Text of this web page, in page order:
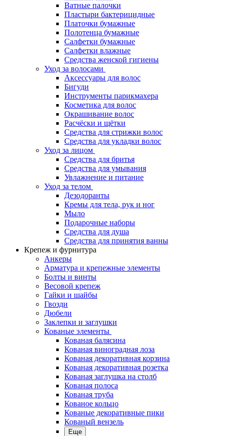
Ватные палочки
Пластыри бактерицидные
Платочки бумажные
Полотенца бумажные
Салфетки бумажные
Салфетки влажные
Средства женской гигиены
Уход за волосами
Аксессуары для волос
Бигуди
Инструменты парикмахера
Косметика для волос
Окрашивание волос
Расчёски и щётки
Средства для стрижки волос
Средства для укладки волос
Уход за лицом
Средства для бритья
Средства для умывания
Увлажнение и питание
Уход за телом
Дезодоранты
Кремы для тела, рук и ног
Мыло
Подарочные наборы
Средства для душа
Средства для принятия ванны
Крепеж и фурнитура
Анкеры
Арматура и крепежные элементы
Болты и винты
Весовой крепеж
Гайки и шайбы
Гвозди
Дюбели
Заклепки и заглушки
Кованые элементы
Кованая балясина
Кованая виноградная лоза
Кованая декоративная корзина
Кованая декоративная розетка
Кованая заглушка на столб
Кованая полоса
Кованая труба
Кованое кольцо
Кованые декоративные пики
Кованый вензель
Еще